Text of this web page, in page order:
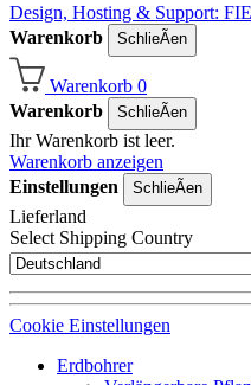
Design, Hosting & Support:
Warenkorb
SchlieÃen
Warenkorb 0
Warenkorb
SchlieÃen
Ihr Warenkorb ist leer.
Warenkorb anzeigen
Einstellungen
SchlieÃen
Lieferland
Select Shipping Country
Cookie Einstellungen
Erdbohrer